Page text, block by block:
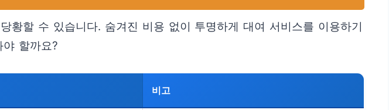
황할 수 있습니다. 숨겨진 비용 없이 투명하게 대여 서비스를 이용하기
할까요?
비고